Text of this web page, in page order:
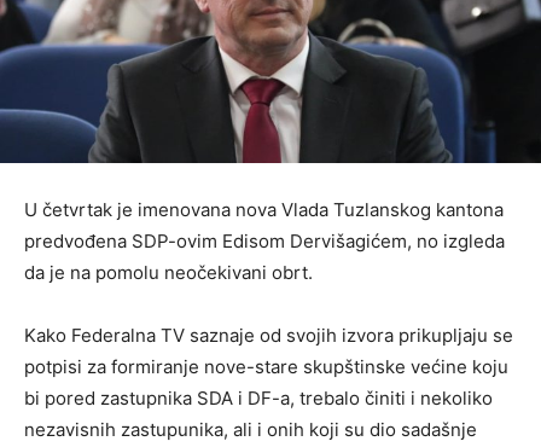
U četvrtak je imenovana nova Vlada Tuzlanskog kantona
predvođena SDP-ovim Edisom Dervišagićem, no izgleda
da je na pomolu neočekivani obrt.
Kako Federalna TV saznaje od svojih izvora prikupljaju se
potpisi za formiranje nove-stare skupštinske većine koju
bi pored zastupnika SDA i DF-a, trebalo činiti i nekoliko
nezavisnih zastupunika, ali i onih koji su dio sadašnje